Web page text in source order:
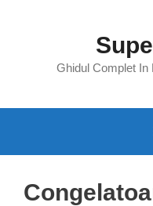
Ghidul Complet In